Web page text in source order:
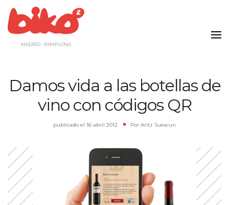
contenido
MADRID - PAMPLONA
Damos vida a las botellas de
vino con códigos QR
publicado el 16 abril 2012 Por Aritz Suescun